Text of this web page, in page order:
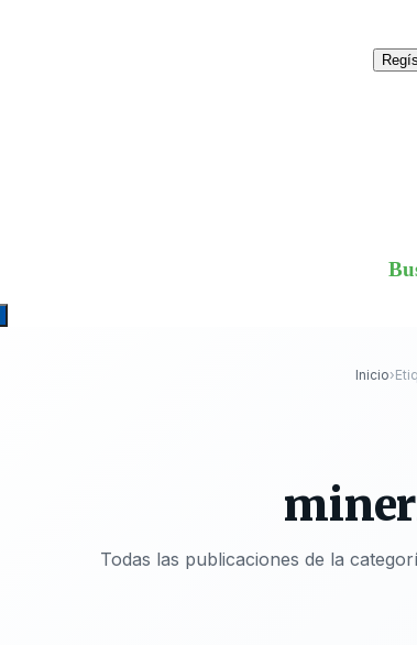
Inicio›
Todas las publicaciones de la